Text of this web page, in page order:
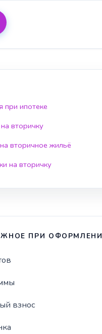
при ипотеке
вторичку
вторичное жильё
на вторичку
ПРИ
взнос